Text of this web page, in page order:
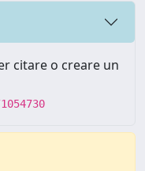
citare o creare un